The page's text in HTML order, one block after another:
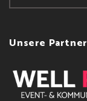
Unsere Partner